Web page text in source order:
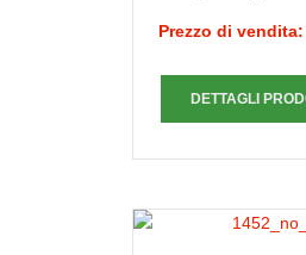
Prezzo di vendita:
DETTAGLI